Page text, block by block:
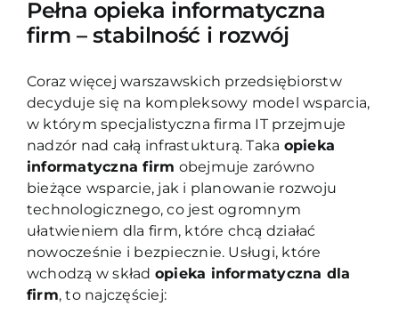
Pełna opieka informatyczna
firm – stabilność i rozwój
Coraz więcej warszawskich przedsiębiorstw
decyduje się na kompleksowy model wsparcia,
w którym specjalistyczna firma IT przejmuje
nadzór nad całą infrastukturą. Taka opieka
informatyczna firm obejmuje zarówno
bieżące wsparcie, jak i planowanie rozwoju
technologicznego, co jest ogromnym
ułatwieniem dla firm, które chcą działać
nowocześnie i bezpiecznie. Usługi, które
wchodzą w skład opieka informatyczna dla
firm, to najczęściej: